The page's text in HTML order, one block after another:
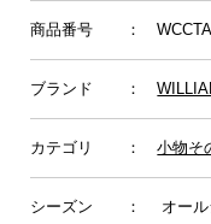
商品番号 ：
ブランド ：
カテゴリ ：小物そ
シーズン ： オール